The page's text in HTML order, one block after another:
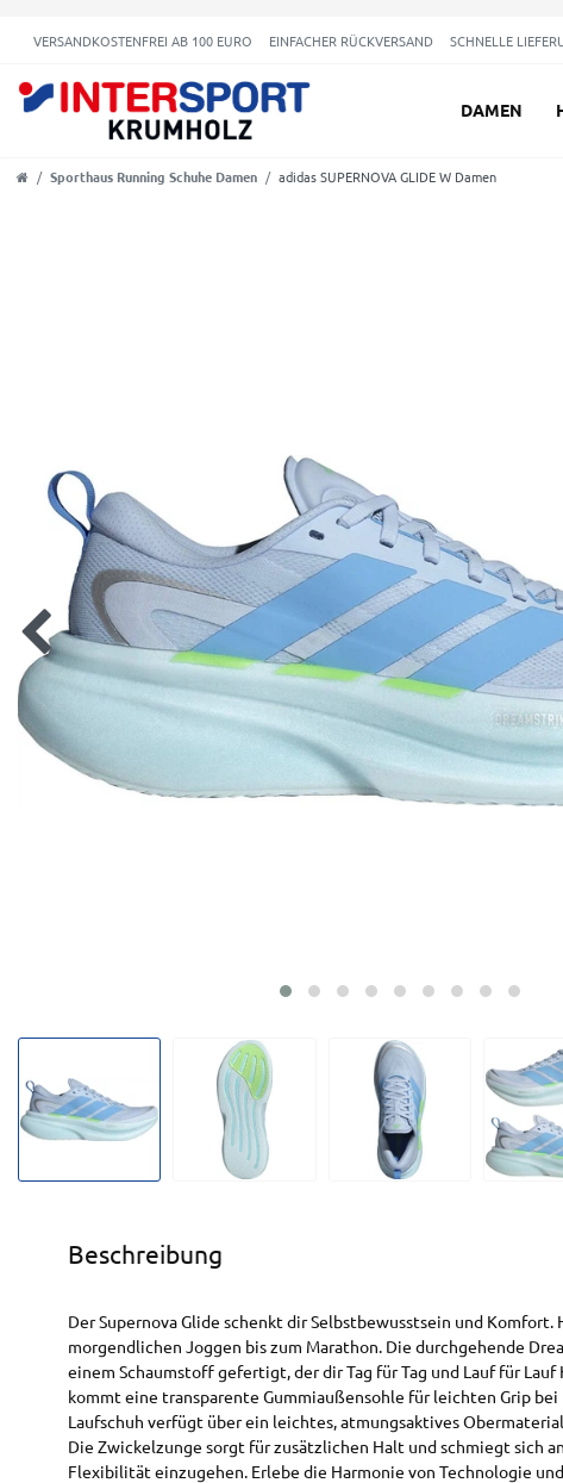
VERSANDKOSTENFREI AB 100 EURO EINFACHER RÜCKVERSAND SCHNELLE
DAMEN
Sporthaus Running Schuhe Damen adidas SUPERNOVA GLIDE W Damen
Beschreibung
Der Supernova Glide schenkt dir Selbstbewusstsein und
morgendlichen Joggen bis zum Marathon. Die durchgehende
einem Schaumstoff gefertigt, der dir Tag für Tag und Lauf für
kommt eine transparente Gummiaußensohle für leichten Grip
Laufschuh verfügt über ein leichtes, atmungsaktives
Die Zwickelzunge sorgt für zusätzlichen Halt und schmiegt sich
Flexibilität einzugehen. Erlebe die Harmonie von Technologie